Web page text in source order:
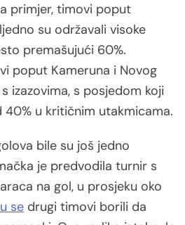
primjer, timovi poput
su održavali visoke
premašujući 60%.
poput Kameruna i Novog
izazovima, s posjedom koji
u kritičnim utakmicama.
bile su još jedno
je predvodila turnir s
na gol, u prosjeku oko
se drugi timovi borili da